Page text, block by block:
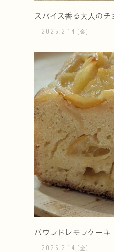
スパイス香る大人のチ
2025 2 14 (金)
パウンドレモンケーキ
2025 2 14 (金)